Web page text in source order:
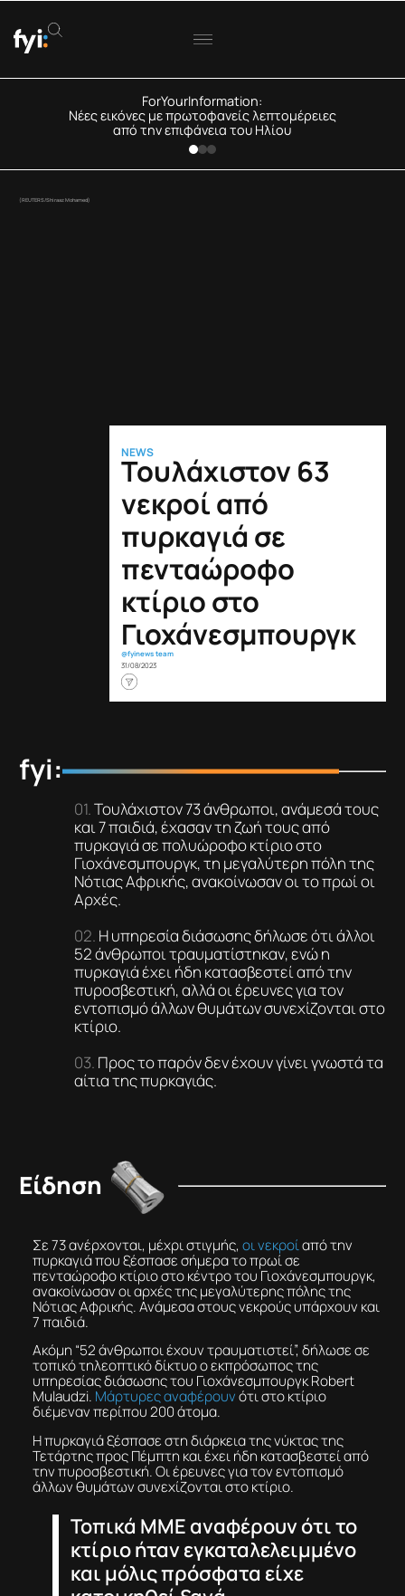
ForYourInformation:
Νέες εικόνες με πρωτοφανείς λεπτομέρειες
από την επιφάνεια του Ηλίου
(REUTERS/Shiraaz Mohamed)
NEWS
Τουλάχιστον 63
νεκροί από
πυρκαγιά σε
πενταώροφο
κτίριο στο
Γιοχάνεσμπουργκ
@fyinews team
31/08/2023
fyi:
Τουλάχιστον 73 άνθρωποι, ανάμεσά τους
και 7 παιδιά, έχασαν τη ζωή τους από
πυρκαγιά σε πολυώροφο κτίριο στο
Γιοχάνεσμπουργκ, τη μεγαλύτερη πόλη της
Νότιας Αφρικής, ανακοίνωσαν οι το πρωί οι
Αρχές.
Η υπηρεσία διάσωσης δήλωσε ότι άλλοι
52 άνθρωποι τραυματίστηκαν, ενώ η
πυρκαγιά έχει ήδη κατασβεστεί από την
πυροσβεστική, αλλά οι έρευνες για τον
εντοπισμό άλλων θυμάτων συνεχίζονται στο
κτίριο.
Προς το παρόν δεν έχουν γίνει γνωστά τα
αίτια της πυρκαγιάς.
Είδηση
Σε 73 ανέρχονται, μέχρι στιγμής, οι νεκροίαπό την
πυρκαγιά που ξέσπασε σήμερα το πρωί σε
πενταώροφο κτίριο στο κέντρο του Γιοχάνεσμπουργκ,
ανακοίνωσαν οι αρχές της μεγαλύτερης πόλης της
Νότιας Αφρικής. Ανάμεσα στους νεκρούς υπάρχουν και
7 παιδιά.
Ακόμη “52 άνθρωποι έχουν τραυματιστεί”, δήλωσε σε
τοπικό τηλεοπτικό δίκτυο ο εκπρόσωπος της
υπηρεσίας διάσωσης του Γιοχάνεσμπουργκ Robert
Mulaudzi. Μάρτυρες αναφέρουνότι στο κτίριο
διέμεναν περίπου 200 άτομα.
Η πυρκαγιά ξέσπασε στη διάρκεια της νύκτας της
Τετάρτης προς Πέμπτη και έχει ήδη κατασβεστεί από
την πυροσβεστική. Οι έρευνες για τον εντοπισμό
άλλων θυμάτων συνεχίζονται στο κτίριο.
Τοπικά ΜΜΕ αναφέρουν ότι το
κτίριο ήταν εγκαταλελειμμένο
και μόλις πρόσφατα είχε